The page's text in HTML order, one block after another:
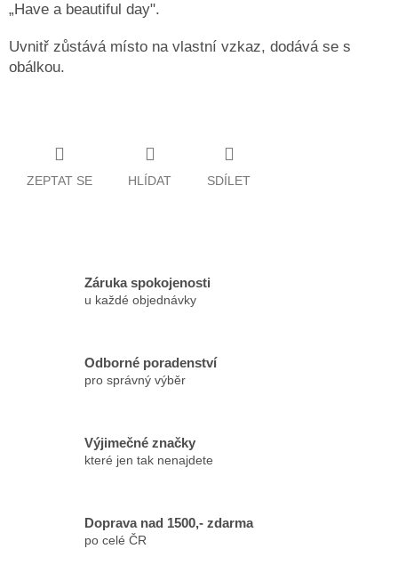
„Have a beautiful day".
Uvnitř zůstává místo na vlastní vzkaz, dodává se s
obálkou.
ZEPTAT SE HLÍDAT SDÍLET
Záruka spokojenosti
u každé objednávky
Odborné poradenství
pro správný výběr
Výjimečné značky
které jen tak nenajdete
Doprava nad 1500,- zdarma
po celé ČR